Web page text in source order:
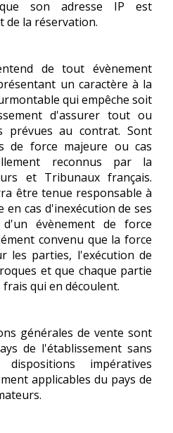
son adresse IP est
de la réservation.
de tout évènement
un caractère à la
qui empêche soit
d'assurer tout ou
prévues au contrat. Sont
de force majeure ou cas
reconnus par la
et Tribunaux français.
être tenue responsable à
cas d'inexécution de ses
évènement de force
convenu que la force
les parties, l'exécution de
et que chaque partie
qui en découlent.
générales de vente sont
de l'établissement sans
impératives
applicables du pays de